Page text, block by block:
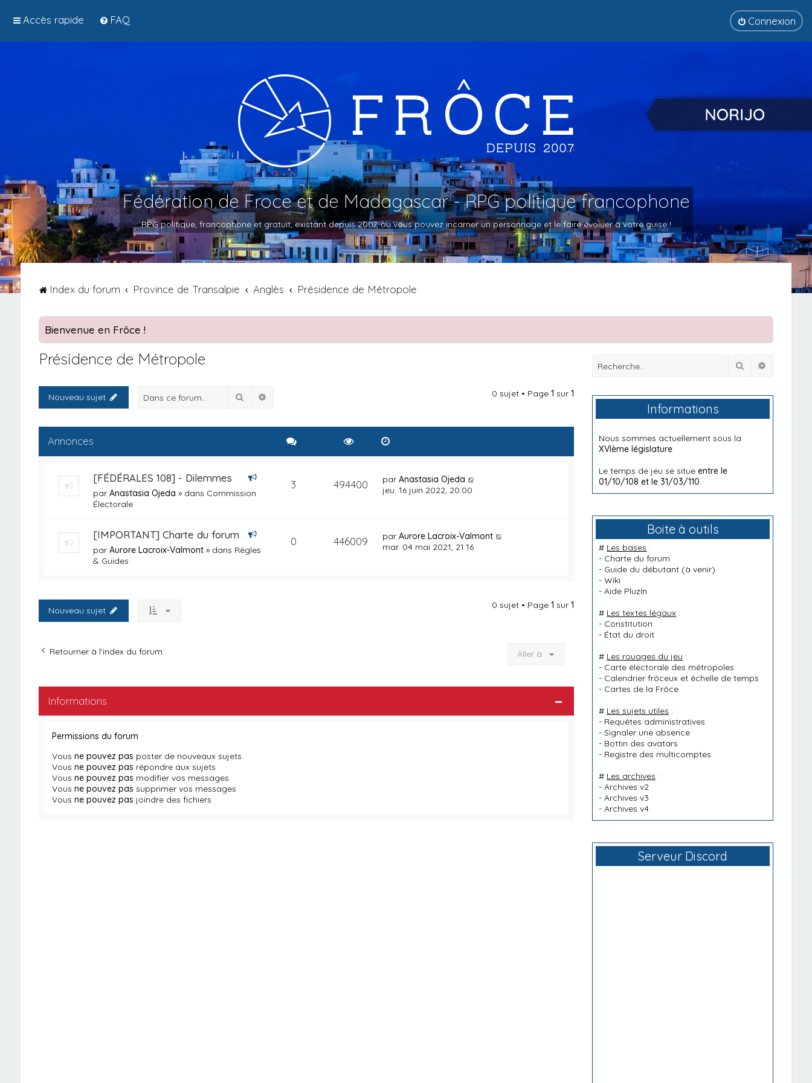
Accès rapide FAQ Connexion
Fédération de Froce et de Madagascar - RPG politique francophone
RPG politique, francophone et gratuit, existant depuis 2007, où vous pouvez incarner un personnage et le faire évoluer à votre guise !
Index du forum Province de Transalpie Anglès Présidence de Métropole
Bienvenue en Frôce !
Présidence de Métropole
Nouveau sujet Rechercher 0 sujet • Page1 sur1
Annonces
[FÉDÉRALES 108] - Dilemmes
par Anastasia Ojeda » dans Commission
Électorale
3 494400 parAnastasia Ojeda
jeu. 16 juin 2022, 20:00
[IMPORTANT] Charte du forum
par Aurore Lacroix-Valmont » dans Règles
& Guides
0 446009 parAurore Lacroix-Valmont
mar. 04 mai 2021, 21:16
Nouveau sujet 0 sujet • Page1 sur1
Retourner à l’index du forum Aller à
Informations
Permissions du forum
Vous ne pouvez pas poster de nouveaux sujets
Vous ne pouvez pas répondre aux sujets
Vous ne pouvez pas modifier vos messages
Vous ne pouvez pas supprimer vos messages
Vous ne pouvez pas joindre des fichiers
Rechercher
Informations
Nous sommes actuellement sous la
XVIème législature.
Le temps de jeu se situeentre le
01/10/108 et le 31/03/110.
Boite à outils
# Les bases :
- Charte du forum
- Guide du débutant (à venir)
-Wiki
-Aide PluzIn
# Les textes légaux :
- Constitution
- État du droit
# Les rouages du jeu :
- Carte électorale des métropoles
- Calendrier frôceux et échelle de temps
- Cartes de la Frôce
# Les sujets utiles :
- Requêtes administratives
-Signaler une absence
- Bottin des avatars
- Registre des multicomptes
# Les archives :
-Archives v2
-Archives v3
-Archives v4
Serveur Discord